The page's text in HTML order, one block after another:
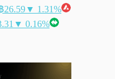
26.59▼ 1.31%
▼ 0.16%